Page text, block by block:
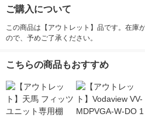
ご購入について
この商品は【アウトレット】品です。在庫
ので、予めご了承ください。
こちらの商品もおすすめ